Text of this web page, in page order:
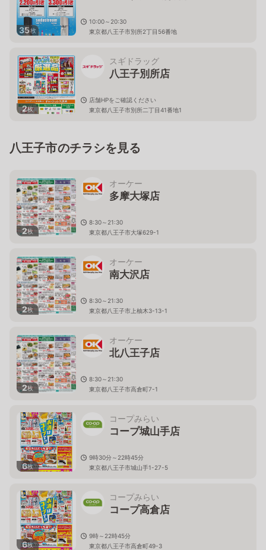
35枚
10:00～20:30
東京都八王子市別所2丁目56番地
2枚
スギドラッグ
八王子別所店
店舗HPをご確認ください
東京都八王子市別所二丁目41番地1
八王子市のチラシを見る
2枚
オーケー
多摩大塚店
8:30～21:30
東京都八王子市大塚629-1
2枚
オーケー
南大沢店
8:30～21:30
東京都八王子市上柚木3-13-1
2枚
オーケー
北八王子店
8:30～21:30
東京都八王子市高倉町7-1
6枚
コープみらい
コープ城山手店
9時30分～22時45分
東京都八王子市城山手1-27-5
6枚
コープみらい
コープ高倉店
9時～22時45分
東京都八王子市高倉町49-3